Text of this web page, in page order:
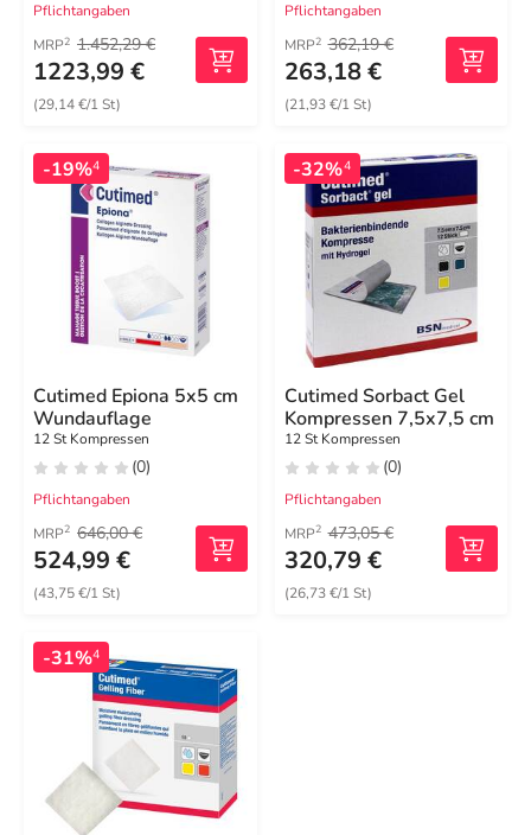
Pflichtangaben
MRP2 1.452,29 €
1223,99 €
(29,14 €/1 St)
Pflichtangaben
MRP2 362,19 €
263,18 €
(21,93 €/1 St)
-19%4
Cutimed Epiona 5x5 cm
Wundauflage
12 St Kompressen
(0)
Pflichtangaben
MRP2 646,00 €
524,99 €
(43,75 €/1 St)
-32%4
Cutimed Sorbact Gel
Kompressen 7,5x7,5 cm
12 St Kompressen
(0)
Pflichtangaben
MRP2 473,05 €
320,79 €
(26,73 €/1 St)
-31%4